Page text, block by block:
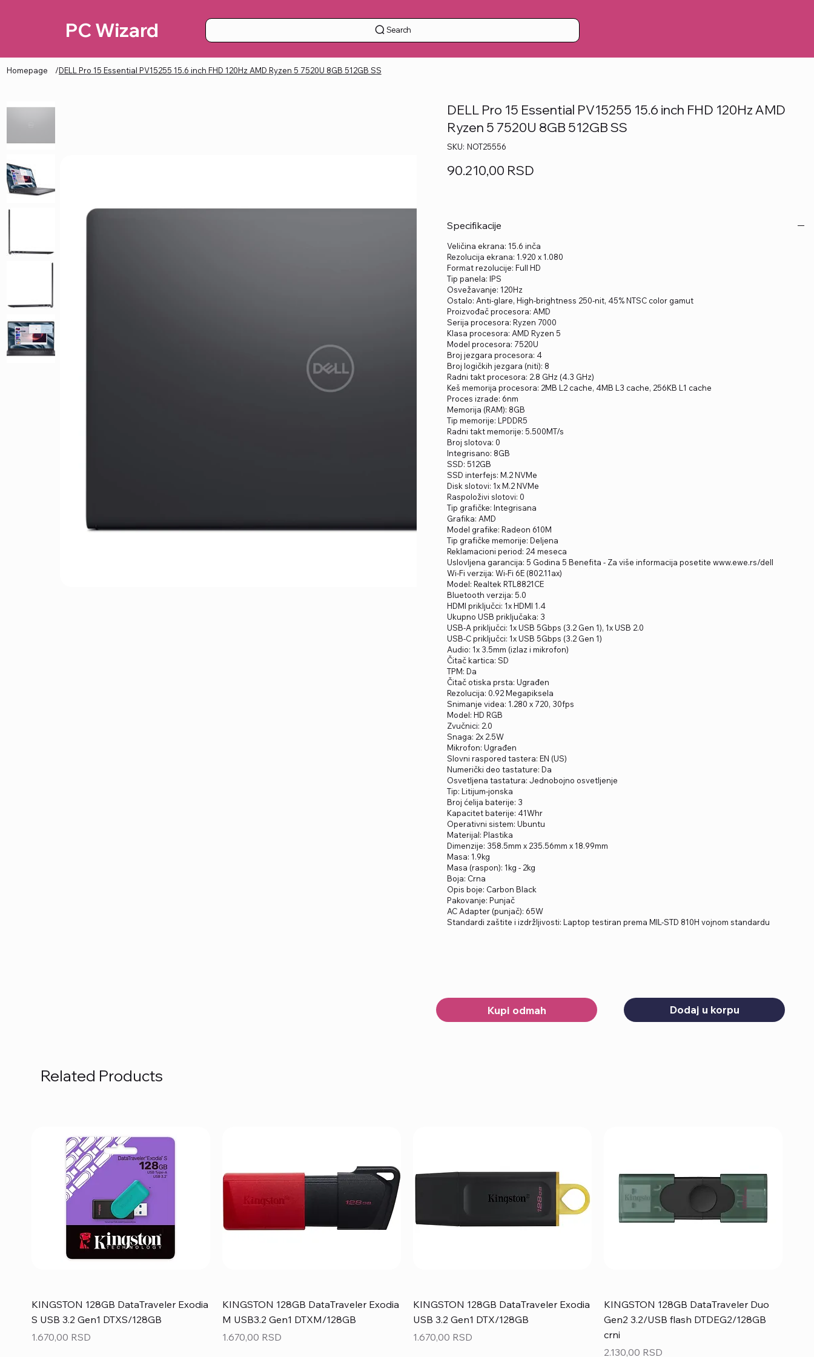
PC Wizard Search
Homepage /DELL Pro 15 Essential PV15255 15.6 inch FHD 120Hz AMD Ryzen 5 7520U 8GB 512GB SS
DELL Pro 15 Essential PV15255 15.6 inch FHD 120Hz AMD
Ryzen 5 7520U 8GB 512GB SS
SKU: SKU
NOT25556
NOT25556
90.210,00 RSD
Specifikacije
Veličina ekrana: 15.6 inča
Rezolucija ekrana: 1.920 x 1.080
Format rezolucije: Full HD
Tip panela: IPS
Osvežavanje: 120Hz
Ostalo: Anti-glare, High-brightness 250-nit, 45% NTSC color gamut
Proizvođač procesora: AMD
Serija procesora: Ryzen 7000
Klasa procesora: AMD Ryzen 5
Model procesora: 7520U
Broj jezgara procesora: 4
Broj logičkih jezgara (niti): 8
Radni takt procesora: 2.8 GHz (4.3 GHz)
Keš memorija procesora: 2MB L2 cache, 4MB L3 cache, 256KB L1 cache
Proces izrade: 6nm
Memorija (RAM): 8GB
Tip memorije: LPDDR5
Radni takt memorije: 5.500MT/s
Broj slotova: 0
Integrisano: 8GB
SSD: 512GB
SSD interfejs: M.2 NVMe
Disk slotovi: 1x M.2 NVMe
Raspoloživi slotovi: 0
Tip grafičke: Integrisana
Grafika: AMD
Model grafike: Radeon 610M
Tip grafičke memorije: Deljena
Reklamacioni period: 24 meseca
Uslovljena garancija: 5 Godina 5 Benefita - Za više informacija posetite www.ewe.rs/dell
Wi-Fi verzija: Wi-Fi 6E (802.11ax)
Model: Realtek RTL8821CE
Bluetooth verzija: 5.0
HDMI priključci: 1x HDMI 1.4
Ukupno USB priključaka: 3
USB-A priključci: 1x USB 5Gbps (3.2 Gen 1), 1x USB 2.0
USB-C priključci: 1x USB 5Gbps (3.2 Gen 1)
Audio: 1x 3.5mm (izlaz i mikrofon)
Čitač kartica: SD
TPM: Da
Čitač otiska prsta: Ugrađen
Rezolucija: 0.92 Megapiksela
Snimanje videa: 1.280 x 720, 30fps
Model: HD RGB
Zvučnici: 2.0
Snaga: 2x 2.5W
Mikrofon: Ugrađen
Slovni raspored tastera: EN (US)
Numerički deo tastature: Da
Osvetljena tastatura: Jednobojno osvetljenje
Tip: Litijum-jonska
Broj ćelija baterije: 3
Kapacitet baterije: 41Whr
Operativni sistem: Ubuntu
Materijal: Plastika
Dimenzije: 358.5mm x 235.56mm x 18.99mm
Masa: 1.9kg
Masa (raspon): 1kg - 2kg
Boja: Crna
Opis boje: Carbon Black
Pakovanje: Punjač
AC Adapter (punjač): 65W
Standardi zaštite i izdržljivosti: Laptop testiran prema MIL-STD 810H vojnom standardu
Kupi odmah Dodaj u korpu
Related Products
KINGSTON 128GB DataTraveler Exodia
S USB 3.2 Gen1 DTXS/128GB
Price
1.670,00 RSD
KINGSTON 128GB DataTraveler Exodia
M USB3.2 Gen1 DTXM/128GB
Price
1.670,00 RSD
KINGSTON 128GB DataTraveler Exodia
USB 3.2 Gen1 DTX/128GB
Price
1.670,00 RSD
KINGSTON 128GB DataTraveler Duo
Gen2 3.2/USB flash DTDEG2/128GB
crni
Price
2.130,00 RSD